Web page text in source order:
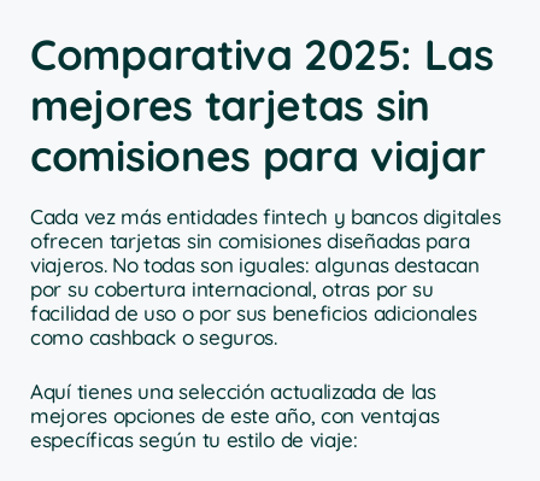
Comparativa 2025: Las
mejores tarjetas sin
comisiones para viajar
Cada vez más entidades fintech y bancos digitales
ofrecen tarjetas sin comisiones diseñadas para
viajeros. No todas son iguales: algunas destacan
por su cobertura internacional, otras por su
facilidad de uso o por sus beneficios adicionales
como cashback o seguros.
Aquí tienes una selección actualizada de las
mejores opciones de este año, con ventajas
específicas según tu estilo de viaje: